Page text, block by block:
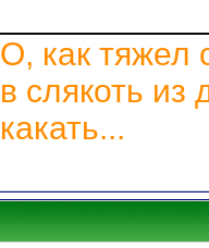
О, как тяжел
в слякоть из
какать...